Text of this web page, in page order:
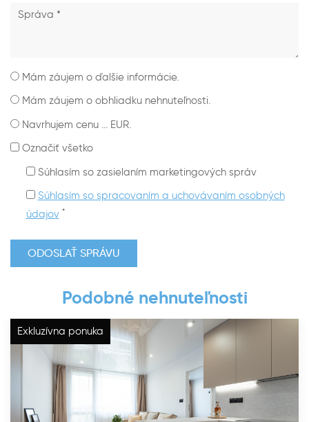
Mám záujem o ďalšie informácie.
Mám záujem o obhliadku nehnuteľnosti.
Navrhujem cenu ... EUR.
Označiť všetko
Súhlasím so zasielaním marketingových správ
Súhlasím so spracovaním a uchovávaním osobných
údajov *
Podobné nehnuteľnosti
Exkluzívna ponuka